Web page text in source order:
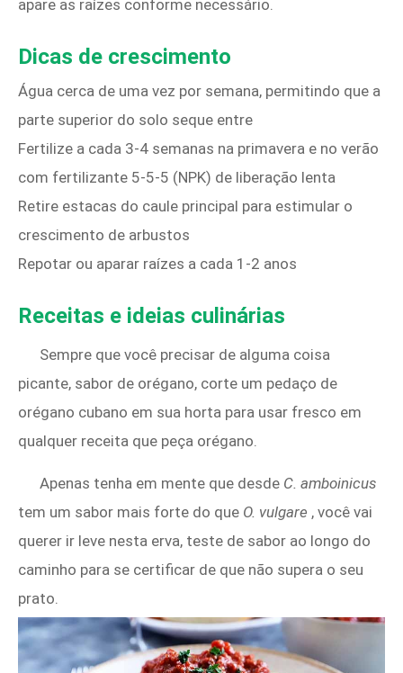
apare as raízes conforme necessário.
Dicas de crescimento
Água cerca de uma vez por semana, permitindo que a
parte superior do solo seque entre
Fertilize a cada 3-4 semanas na primavera e no verão
com fertilizante 5-5-5 (NPK) de liberação lenta
Retire estacas do caule principal para estimular o
crescimento de arbustos
Repotar ou aparar raízes a cada 1-2 anos
Receitas e ideias culinárias
Sempre que você precisar de alguma coisa
picante, sabor de orégano, corte um pedaço de
orégano cubano em sua horta para usar fresco em
qualquer receita que peça orégano.
Apenas tenha em mente que desde C. amboinicus
tem um sabor mais forte do que O. vulgare , você vai
querer ir leve nesta erva, teste de sabor ao longo do
caminho para se certificar de que não supera o seu
prato.